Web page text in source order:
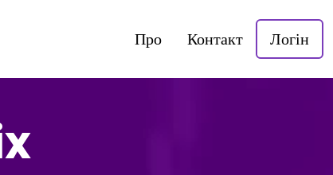
Про Контакт Логін